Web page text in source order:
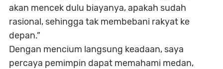
akan mencek dulu biayanya, apakah sudah
rasional, sehingga tak membebani rakyat ke
depan.”
Dengan mencium langsung keadaan, saya
percaya pemimpin dapat memahami medan,